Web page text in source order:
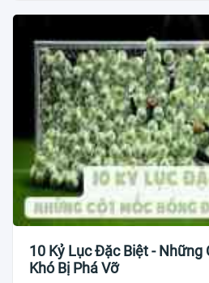
10 Kỷ Lục Đặc Biệt - Những
Khó Bị Phá Vỡ